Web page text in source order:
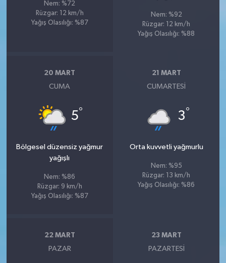
Nem: %72
Rüzgar: 12 km/h
Yağış Olasılığı: %87
Nem: %92
Rüzgar: 12 km/h
Yağış Olasılığı: %88
20 MART
CUMA
5°
Bölgesel düzensiz yağmur
yağışlı
Nem: %86
Rüzgar: 9 km/h
Yağış Olasılığı: %87
21 MART
CUMARTESI
3°
Orta kuvvetli yağmurlu
Nem: %95
Rüzgar: 13 km/h
Yağış Olasılığı: %86
22 MART
PAZAR
23 MART
PAZARTESI